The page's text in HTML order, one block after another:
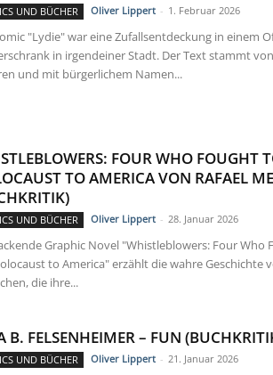
UND BÜCHER Oliver Lippert - 1. Februar 2026
"Lydie" war eine Zufallsentdeckung in einem
in irgendeiner Stadt. Der Text stammt
und mit bürgerlichem Namen...
FOUR WHO FOUGHT
TO AMERICA VON RAFAEL
UND BÜCHER Oliver Lippert - 28. Januar 2026
Graphic Novel "Whistleblowers: Four Who
to America" erzählt die wahre Geschichte
die ihre...
B. FELSENHEIMER – FUN
UND BÜCHER Oliver Lippert - 21. Januar 2026